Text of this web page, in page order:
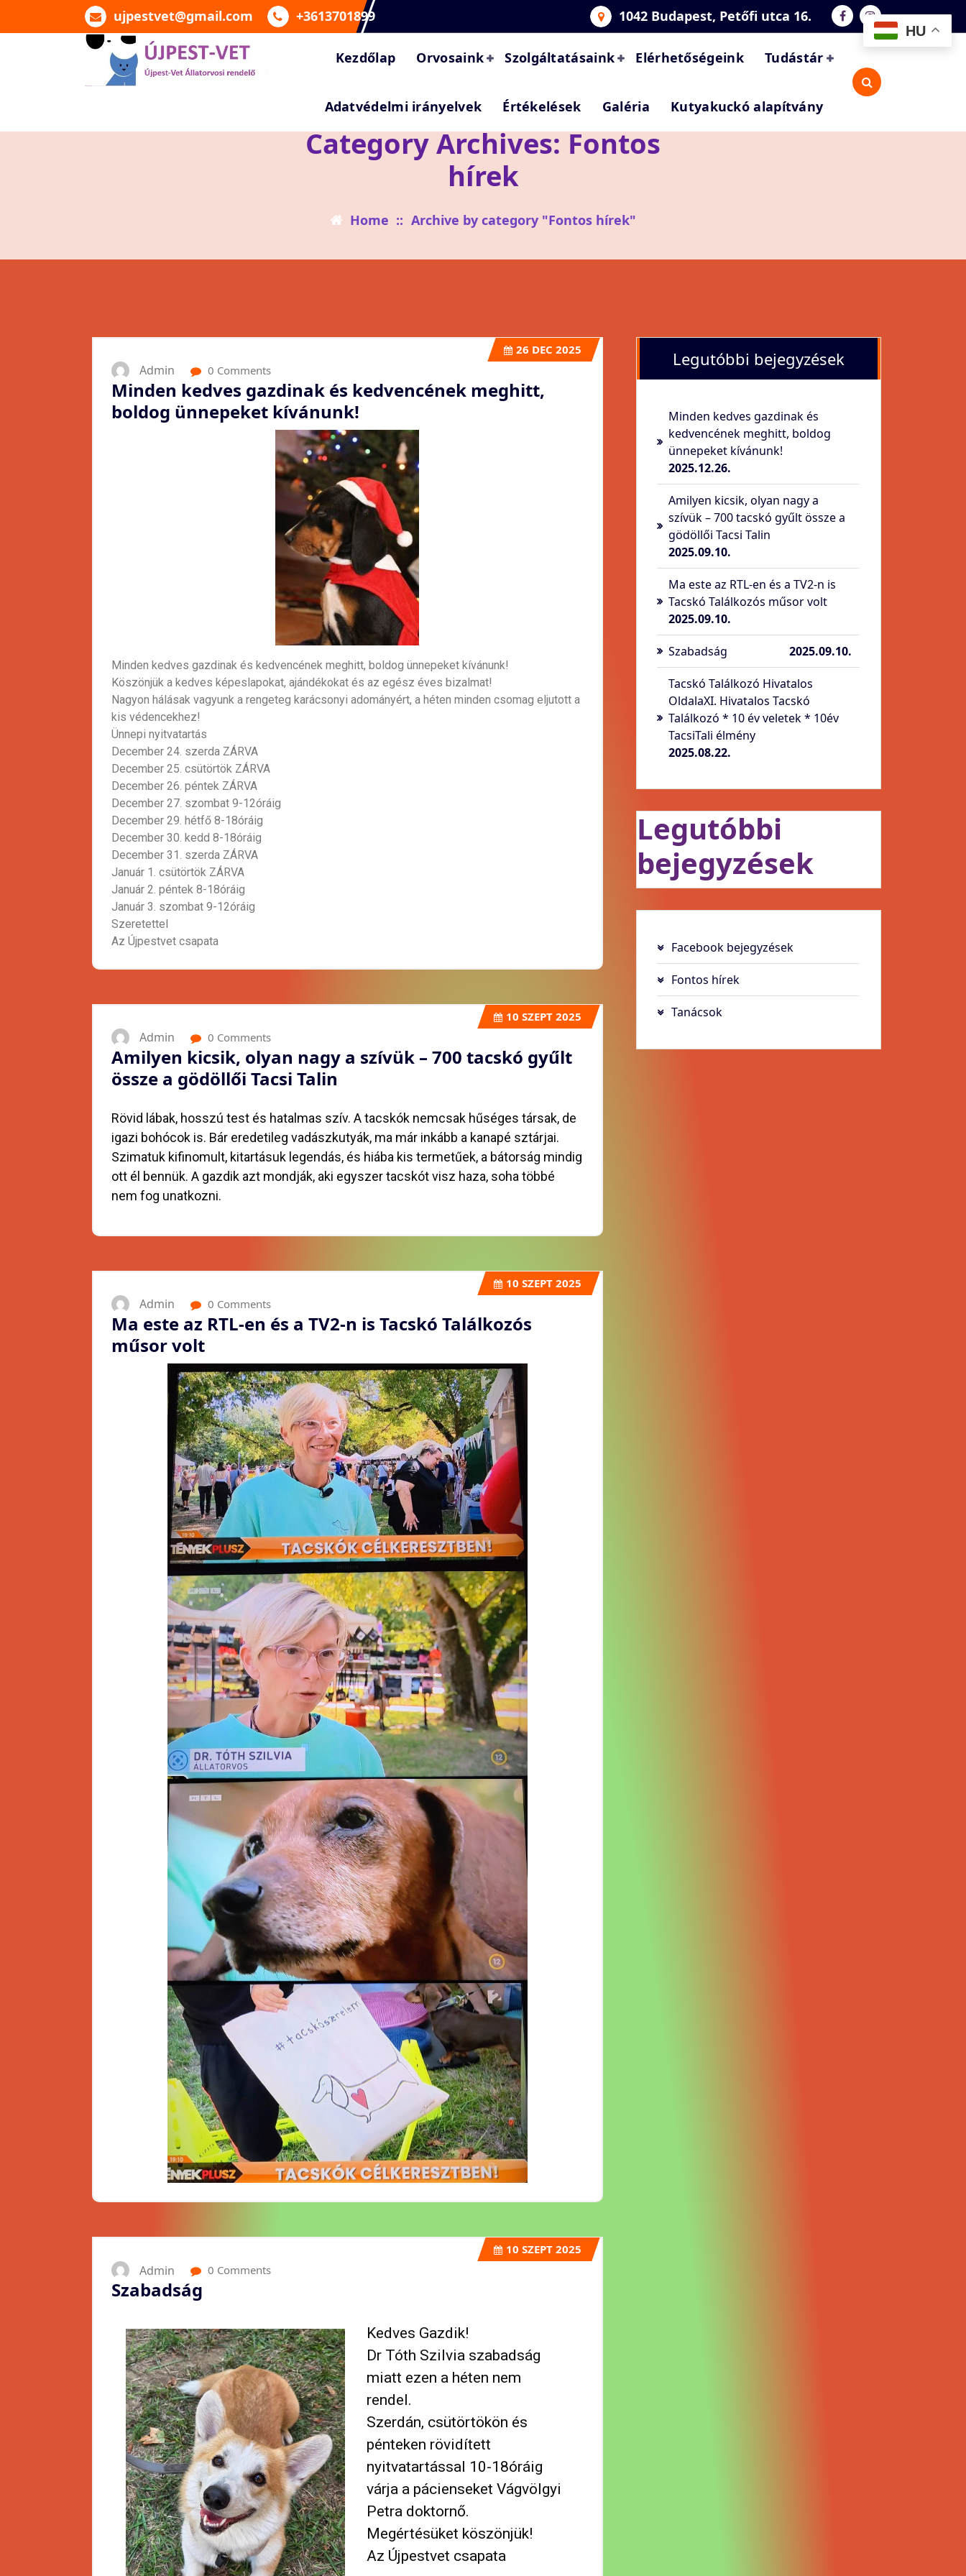
ujpestvet@gmail.com +3613701899 1042 Budapest, Petőfi utca 16.
Kezdőlap Orvosaink Szolgáltatásaink Elérhetőségeink Tudástár
Adatvédelmi irányelvek Értékelések Galéria Kutyakuckó alapítvány
Category Archives: Fontos
hírek
Home :: Archive by category "Fontos hírek"
26 DEC 2025
Admin 0 Comments
Minden kedves gazdinak és kedvencének meghitt,
boldog ünnepeket kívánunk!
Minden kedves gazdinak és kedvencének meghitt, boldog ünnepeket kívánunk!
Köszönjük a kedves képeslapokat, ajándékokat és az egész éves bizalmat!
Nagyon hálásak vagyunk a rengeteg karácsonyi adományért, a héten minden csomag eljutott a
kis védencekhez!
Ünnepi nyitvatartás
December 24. szerda ZÁRVA
December 25. csütörtök ZÁRVA
December 26. péntek ZÁRVA
December 27. szombat 9-12óráig
December 29. hétfő 8-18óráig
December 30. kedd 8-18óráig
December 31. szerda ZÁRVA
Január 1. csütörtök ZÁRVA
Január 2. péntek 8-18óráig
Január 3. szombat 9-12óráig
Szeretettel
Az Újpestvet csapata
10 SZEPT 2025
Admin 0 Comments
Amilyen kicsik, olyan nagy a szívük – 700 tacskó gyűlt
össze a gödöllői Tacsi Talin
Rövid lábak, hosszú test és hatalmas szív. A tacskók nemcsak hűséges társak, de
igazi bohócok is. Bár eredetileg vadászkutyák, ma már inkább a kanapé sztárjai.
Szimatuk kifinomult, kitartásuk legendás, és hiába kis termetűek, a bátorság mindig
ott él bennük. A gazdik azt mondják, aki egyszer tacskót visz haza, soha többé
nem fog unatkozni.
10 SZEPT 2025
Admin 0 Comments
Ma este az RTL-en és a TV2-n is Tacskó Találkozós
műsor volt
10 SZEPT 2025
Admin 0 Comments
Szabadság
Kedves Gazdik!
Dr Tóth Szilvia szabadság
miatt ezen a héten nem
rendel.
Szerdán, csütörtökön és
pénteken rövidített
nyitvatartással 10-18óráig
várja a pácienseket Vágvölgyi
Petra doktornő.
Megértésüket köszönjük!
Az Újpestvet csapata
Legutóbbi bejegyzések
Minden kedves gazdinak és
kedvencének meghitt, boldog
ünnepeket kívánunk!
2025.12.26.
Amilyen kicsik, olyan nagy a
szívük – 700 tacskó gyűlt össze a
gödöllői Tacsi Talin
2025.09.10.
Ma este az RTL-en és a TV2-n is
Tacskó Találkozós műsor volt
2025.09.10.
Szabadság 2025.09.10.
Tacskó Találkozó Hivatalos
OldalaXI. Hivatalos Tacskó
Találkozó * 10 év veletek * 10év
TacsiTali élmény
2025.08.22.
Legutóbbi
bejegyzések
Facebook bejegyzések
Fontos hírek
Tanácsok
HU